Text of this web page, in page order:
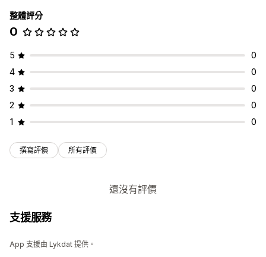
整體評分
0
5
0
4
0
3
0
2
0
1
0
撰寫評價 所有評價
還沒有評價
支援服務
App 支援由 Lykdat 提供。